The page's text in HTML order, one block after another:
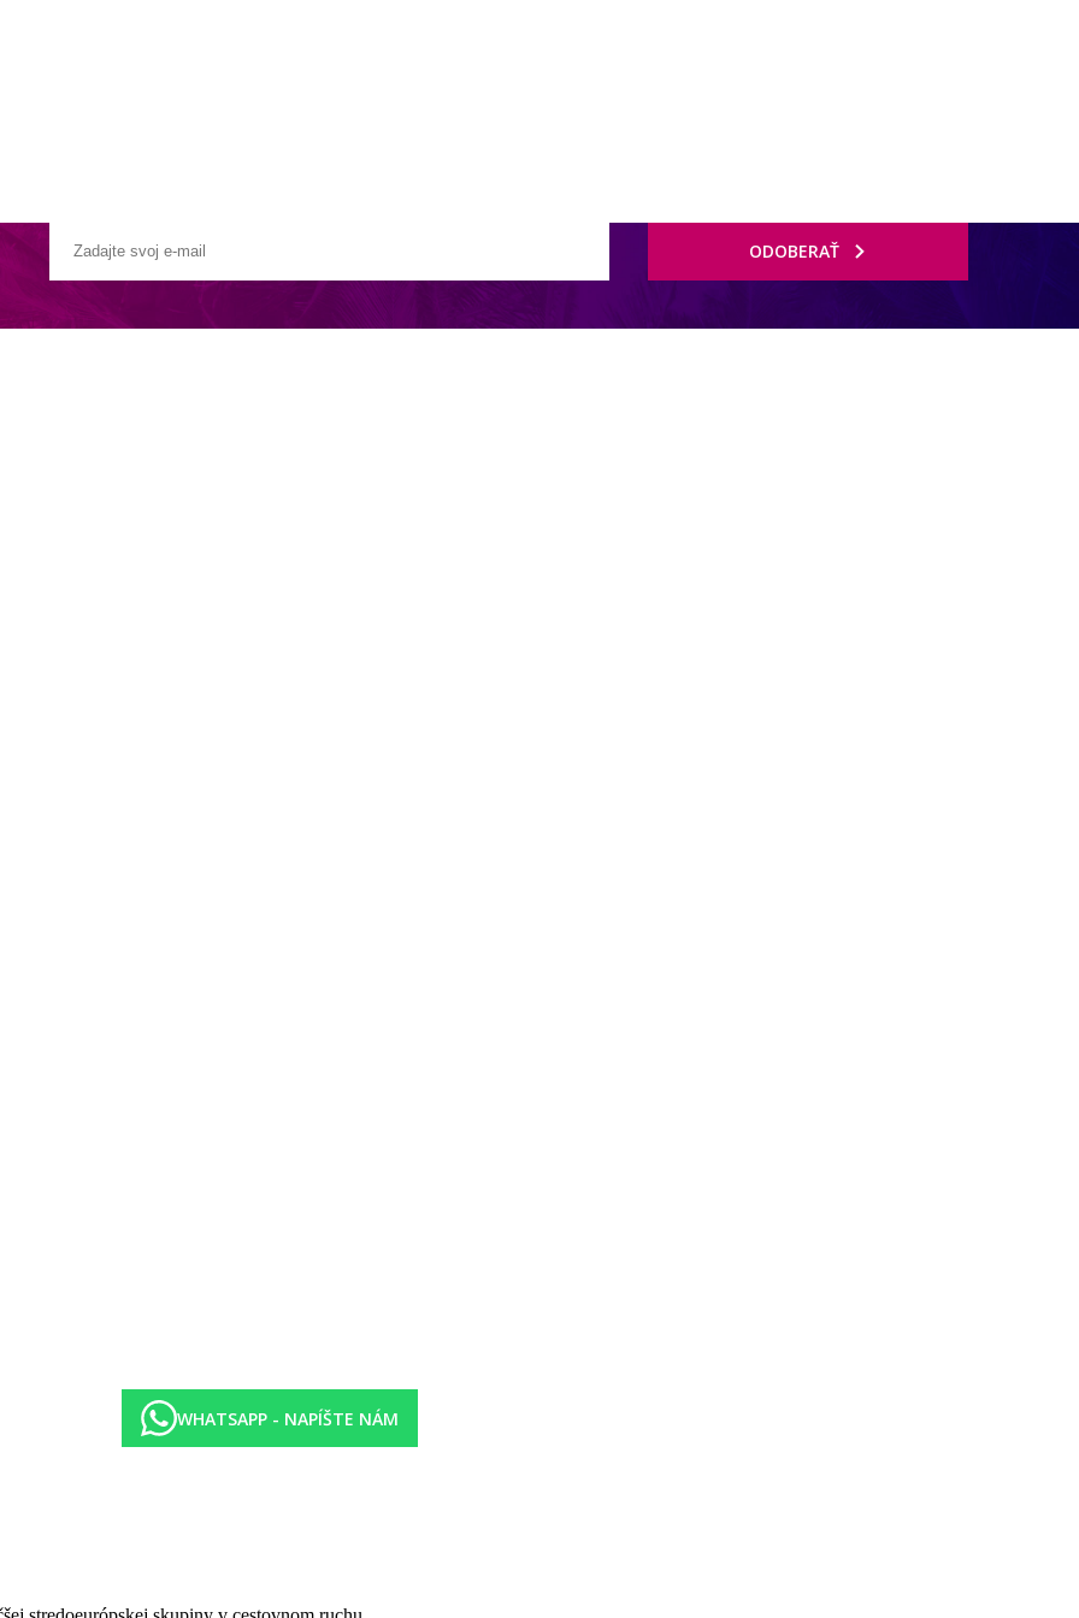
South Ari na ostrove s rozlohou približne 22 hektárov, dlhom 900 ma širokom 250 m. Resort obklopuje tyrkysová lagúna, biela pláž s
2 bazény (jeden iba pre dospelých), detský bazénik, detské ihrisko, fitness centrum, SPA, potápačské centrum, centrum vodných
vybavenie)
- 21:00) v bufetovej reštaurácii podľa typu ubytovania:
v reštaurácii Asian Wok (nutná predchádzajúca rezervácia)
nápojov
11:00 do 22:00
(neplatí na teppanyaki a špeciálne udalosti)
prvých dvoch dní pobytu
pizze a burgera od 10:00 - 19:00 v Bonthi a Sunset bar.
nápojmi, džúsmi, vínami, ľadovou kávou, ľadovým čajom a vybranými snacky
(vybavenie nie je zahrnuté)
(vrátane vybavenia)
vybavenia)
kurtov (vrátane vybavenia)
ODOBERAŤ
WHATSAPP - NAPÍŠTE NÁM